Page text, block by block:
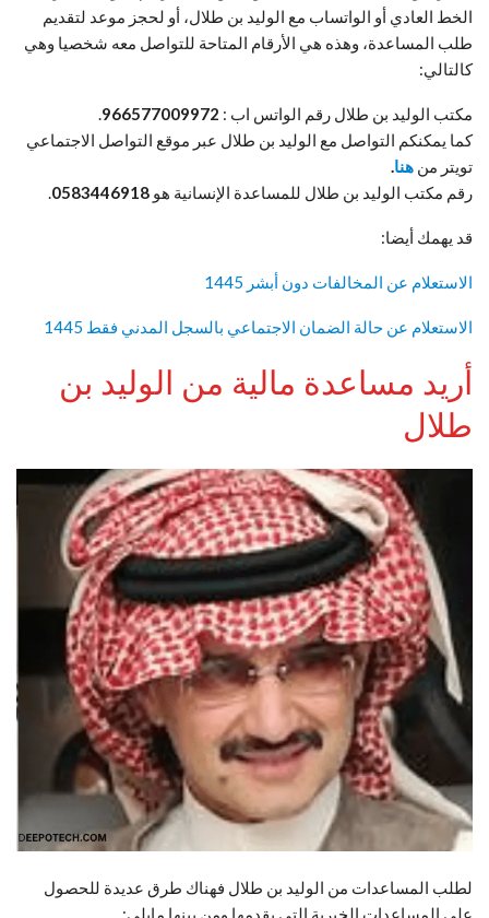
الخط العادي أو الواتساب مع الوليد بن طلال، أو لحجز موعد لتقديم
طلب المساعدة، وهذه هي الأرقام المتاحة للتواصل معه شخصيا وهي
كالتالي:
مكتب الوليد بن طلال رقم الواتس اب :
.
كما يمكنكم التواصل مع الوليد بن طلال عبر موقع التواصل الاجتماعي
تويتر من هنا.
رقم مكتب الوليد بن طلال للمساعدة الإنسانية هو 0583446918
.
قد يهمك أيضا:
الاستعلام عن المخالفات دون أبشر 1445
الاستعلام عن حالة الضمان الاجتماعي بالسجل المدني فقط 1445
أريد مساعدة مالية من الوليد بن
طلال
لطلب المساعدات من الوليد بن طلال فهناك طرق عديدة للحصول
على المساعدات الخيرية التي يقدمها ومن بينها مايلي: